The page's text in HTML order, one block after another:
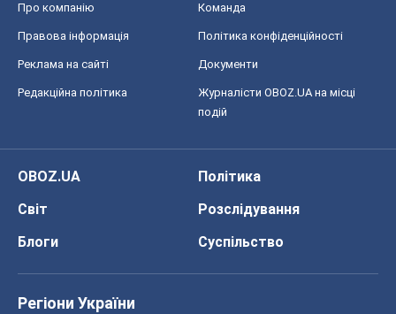
Про компанію Команда
Правова інформація Політика конфіденційності
Реклама на сайті Документи
Редакційна політика
Журналісти OBOZ.UA на місці
подій
OBOZ.UA
Політика
Світ
Розслідування
Блоги
Суспільство
Регіони України